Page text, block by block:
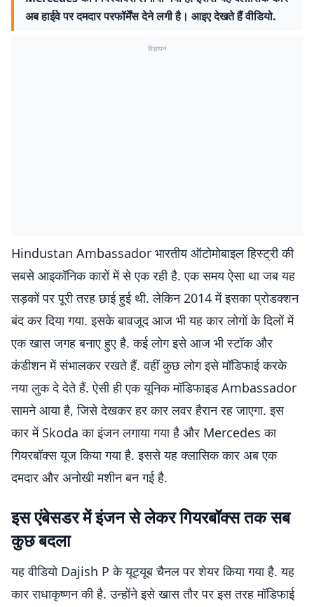
अब हाईवे पर दमदार परफॉर्मेंस देने लगी है। आइए देखते हैं वीडियो.
विज्ञापन
Hindustan Ambassador भारतीय ऑटोमोबाइल हिस्ट्री की
सबसे आइकॉनिक कारों में से एक रही है. एक समय ऐसा था जब यह
सड़कों पर पूरी तरह छाई हुई थी. लेकिन 2014 में इसका प्रोडक्शन
बंद कर दिया गया. इसके बावजूद आज भी यह कार लोगों के दिलों में
एक खास जगह बनाए हुए है. कई लोग इसे आज भी स्टॉक और
कंडीशन में संभालकर रखते हैं. वहीं कुछ लोग इसे मॉडिफाई करके
नया लुक दे देते हैं. ऐसी ही एक यूनिक मॉडिफाइड Ambassador
सामने आया है, जिसे देखकर हर कार लवर हैरान रह जाएगा. इस
कार में Skoda का इंजन लगाया गया है और Mercedes का
गियरबॉक्स यूज किया गया है. इससे यह क्लासिक कार अब एक
दमदार और अनोखी मशीन बन गई है.
इस एंबेसडर में इंजन से लेकर गियरबॉक्स तक सब
कुछ बदला
यह वीडियो Dajish P के यूट्यूब चैनल पर शेयर किया गया है. यह
कार राधाकृष्णन की है. उन्होंने इसे खास तौर पर इस तरह मॉडिफाई